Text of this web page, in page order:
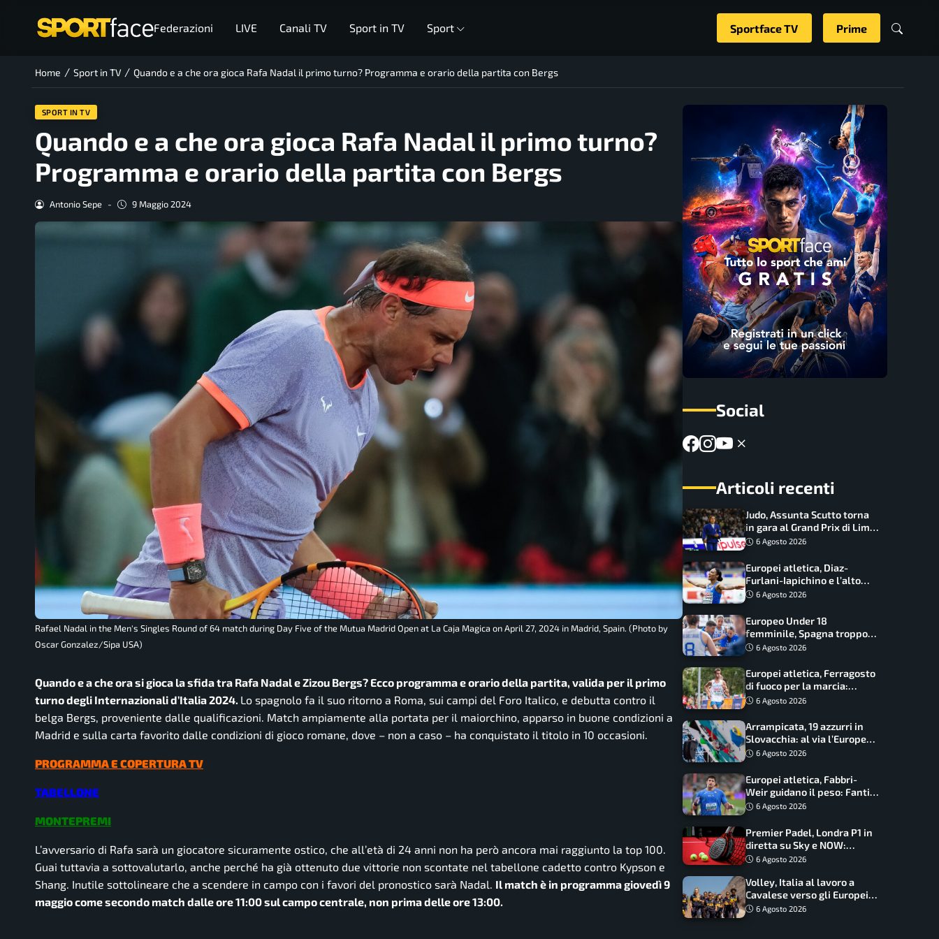
Federazioni LIVE Canali TV Sport in TV Sport Sportface TV Prime
Home / Sport in TV / Quando e a che ora gioca Rafa Nadal il primo turno? Programma e orario della partita con Bergs
SPORT IN TV
Quando e a che ora gioca Rafa Nadal il primo turno?
Programma e orario della partita con Bergs
Antonio Sepe - 9 Maggio 2024
Rafael Nadal in the Men's Singles Round of 64 match during Day Five of the Mutua Madrid Open at La Caja Magica on April 27, 2024 in Madrid, Spain. (Photo by
Oscar Gonzalez/Sipa USA)
Quando e a che ora si gioca la sfida tra Rafa Nadal e Zizou Bergs? Ecco programma e orario della partita, valida per il primo
turno degli Internazionali d’Italia 2024. Lo spagnolo fa il suo ritorno a Roma, sui campi del Foro Italico, e debutta contro il
belga Bergs, proveniente dalle qualificazioni. Match ampiamente alla portata per il maiorchino, apparso in buone condizioni a
Madrid e sulla carta favorito dalle condizioni di gioco romane, dove – non a caso – ha conquistato il titolo in 10 occasioni.
PROGRAMMA E COPERTURA TV
TABELLONE
MONTEPREMI
L’avversario di Rafa sarà un giocatore sicuramente ostico, che all’età di 24 anni non ha però ancora mai raggiunto la top 100.
Guai tuttavia a sottovalutarlo, anche perché ha già ottenuto due vittorie non scontate nel tabellone cadetto contro Kypson e
Shang. Inutile sottolineare che a scendere in campo con i favori del pronostico sarà Nadal. Il match è in programma giovedì 9
maggio come secondo match dalle ore 11:00 sul campo centrale, non prima delle ore 13:00.
Social
Articoli recenti
Judo, Assunta Scutto torna
in gara al Grand Prix di Lima:
17 azzurri convocati
6 Agosto 2026
Europei atletica, Diaz-
Furlani-Iapichino e l’alto
azzurro: l’Italia sogna nei
6 Agosto 2026
Europeo Under 18
femminile, Spagna troppo
forte: Italia battuta 95-41,
6 Agosto 2026
Europei atletica, Ferragosto
di fuoco per la marcia:
Palmisano, Stano e
6 Agosto 2026
Arrampicata, 19 azzurri in
Slovacchia: al via l’Europe
Series Lead, tappa decisiva
6 Agosto 2026
Europei atletica, Fabbri-
Weir guidano il peso: Fantini
difende il titolo nel martello
6 Agosto 2026
Premier Padel, Londra P1 in
diretta su Sky e NOW:
programma, orari e
6 Agosto 2026
Volley, Italia al lavoro a
Cavalese verso gli Europei:
oggi allenamento aperto ai
6 Agosto 2026